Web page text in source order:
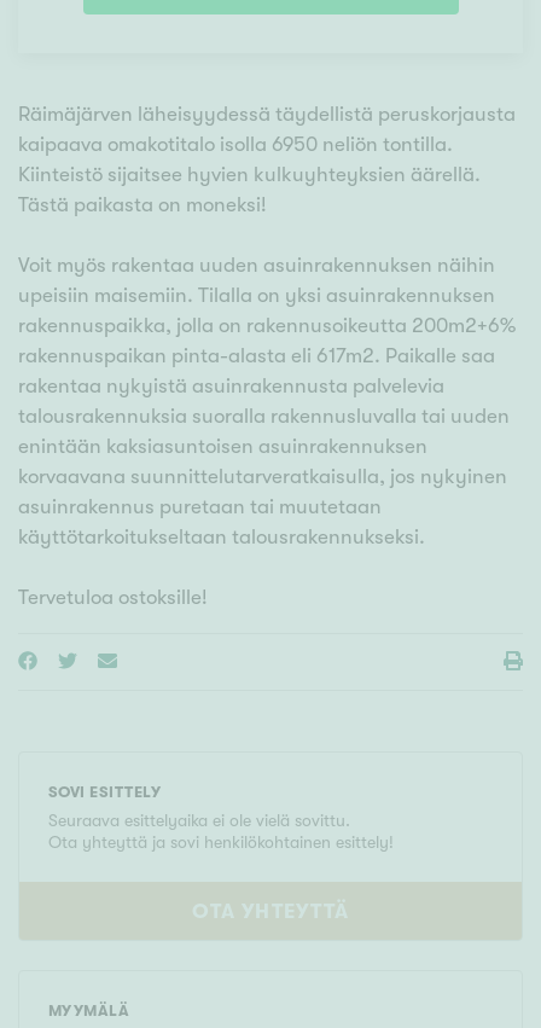
Räimäjärven läheisyydessä täydellistä peruskorjausta
kaipaava omakotitalo isolla 6950 neliön tontilla.
Kiinteistö sijaitsee hyvien kulkuyhteyksien äärellä.
Tästä paikasta on moneksi!
Voit myös rakentaa uuden asuinrakennuksen näihin
upeisiin maisemiin. Tilalla on yksi asuinrakennuksen
rakennuspaikka, jolla on rakennusoikeutta 200m2+6%
rakennuspaikan pinta-alasta eli 617m2. Paikalle saa
rakentaa nykyistä asuinrakennusta palvelevia
talousrakennuksia suoralla rakennusluvalla tai uuden
enintään kaksiasuntoisen asuinrakennuksen
korvaavana suunnittelutarveratkaisulla, jos nykyinen
asuinrakennus puretaan tai muutetaan
käyttötarkoitukseltaan talousrakennukseksi.
Tervetuloa ostoksille!
SOVI ESITTELY
Seuraava esittelyaika ei ole vielä sovittu.
Ota yhteyttä ja sovi henkilökohtainen esittely!
OTA YHTEYTTÄ
MYYMÄLÄ